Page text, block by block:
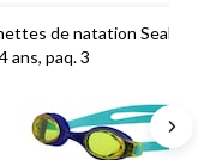
de natation
ans, paq. 3